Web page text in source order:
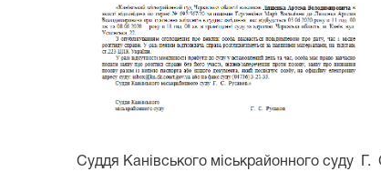
Суддя Канівського міськрайонного суду